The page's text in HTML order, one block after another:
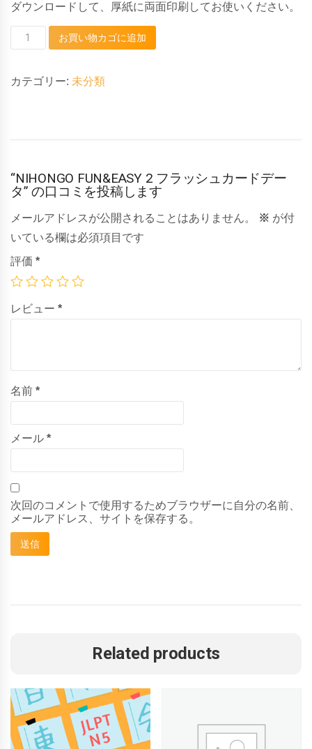
ダウンロードして、厚紙に両面印刷してお使いください。
NIHONGO
2
ュ
カ
ー
タ
個
お買い物カゴに追加
カテゴリー: 未分類
“NIHONGO FUN&EASY 2 フラッシュカードデー
タ” の口コミを投稿します
メールアドレスが公開されることはありません。 ※ が付
いている欄は必須項目です
評価 *
レビュー *
名前 *
メール *
次回のコメントで使用するためブラウザーに自分の名前、
メールアドレス、サイトを保存する。
Related products